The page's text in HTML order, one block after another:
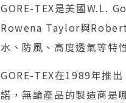
GORE-TEX是美國W.L.
Rowena Taylor與Robert
水、防風、高度透氣等特
GORE-TEX在1989年推
諾，無論產品的製造商是